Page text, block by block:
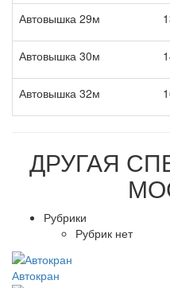
Автовышка 29м
Автовышка 30м
Автовышка 32м
ДРУГАЯ
Рубрики
Рубрик нет
Автокран